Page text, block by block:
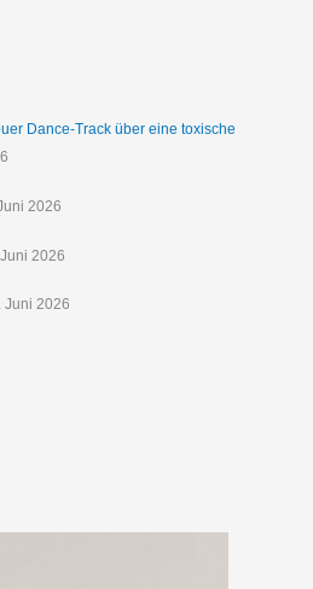
Dance-Track über eine toxische
2026
2026
Juni 2026